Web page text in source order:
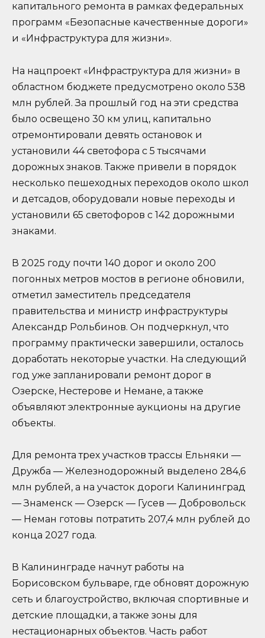
капитального ремонта в рамках федеральных
программ «Безопасные качественные дороги»
и «Инфраструктура для жизни».
На нацпроект «Инфраструктура для жизни» в
областном бюджете предусмотрено около 538
млн рублей. За прошлый год на эти средства
было освещено 30 км улиц, капитально
отремонтировали девять остановок и
установили 44 светофора с 5 тысячами
дорожных знаков. Также привели в порядок
несколько пешеходных переходов около школ
и детсадов, оборудовали новые переходы и
установили 65 светофоров с 142 дорожными
знаками.
В 2025 году почти 140 дорог и около 200
погонных метров мостов в регионе обновили,
отметил заместитель председателя
правительства и министр инфраструктуры
Александр Рольбинов. Он подчеркнул, что
программу практически завершили, осталось
доработать некоторые участки. На следующий
год уже запланировали ремонт дорог в
Озерске, Нестерове и Немане, а также
объявляют электронные аукционы на другие
объекты.
Для ремонта трех участков трассы Ельняки —
Дружба — Железнодорожный выделено 284,6
млн рублей, а на участок дороги Калининград
— Знаменск — Озерск — Гусев — Добровольск
— Неман готовы потратить 207,4 млн рублей до
конца 2027 года.
В Калининграде начнут работы на
Борисовском бульваре, где обновят дорожную
сеть и благоустройство, включая спортивные и
детские площадки, а также зоны для
нестационарных объектов. Часть работ